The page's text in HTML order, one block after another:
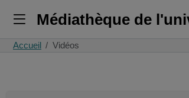
Médiathèque de
Accueil Vidéos